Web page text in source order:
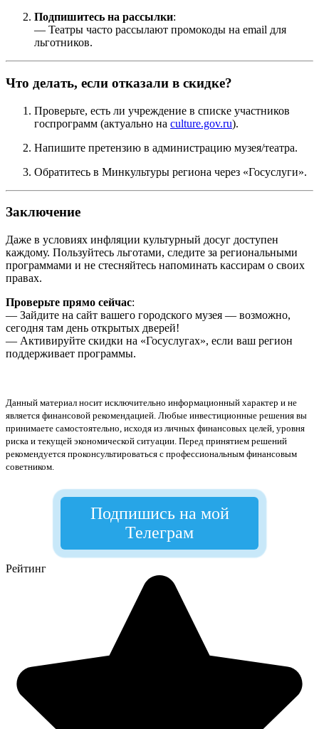
Подпишитесь на рассылки:
— Театры часто рассылают промокоды на email для
льготников.
Что делать, если отказали в скидке?
Проверьте, есть ли учреждение в списке участников
госпрограмм (актуально на culture.gov.ru).
Напишите претензию в администрацию музея/театра.
Обратитесь в Минкультуры региона через «Госуслуги».
Заключение
Даже в условиях инфляции культурный досуг доступен
каждому. Пользуйтесь льготами, следите за региональными
программами и не стесняйтесь напоминать кассирам о своих
правах.
Проверьте прямо сейчас:
— Зайдите на сайт вашего городского музея — возможно,
сегодня там день открытых дверей!
— Активируйте скидки на «Госуслугах», если ваш регион
поддерживает программы.
Данный материал носит исключительно информационный характер и не
является финансовой рекомендацией. Любые инвестиционные решения вы
принимаете самостоятельно, исходя из личных финансовых целей, уровня
риска и текущей экономической ситуации. Перед принятием решений
рекомендуется проконсультироваться с профессиональным финансовым
советником.
Подпишись на мой
Телеграм
Рейтинг